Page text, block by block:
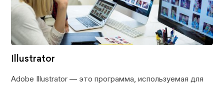
Illustrator
Adobe Illustrator — это программа, используемая для